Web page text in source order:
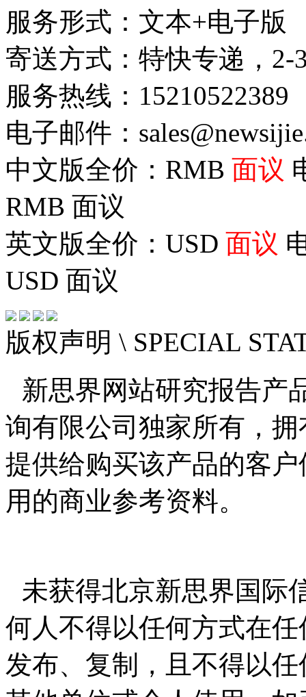
服务形式：文本+电子版
寄送方式：特快专递，2-
服务热线：15210522389
电子邮件：
中文版全价：RMB 面议
RMB 面议
英文版全价：USD 面议
USD 面议
版权声明 \ SPECIAL
新思界网站研究报告产
询有限公司独家所有，
提供给购买该产品的客
用的商业参考资料。
未获得北京新思界国际
何人不得以任何方式在
发布、复制，且不得以